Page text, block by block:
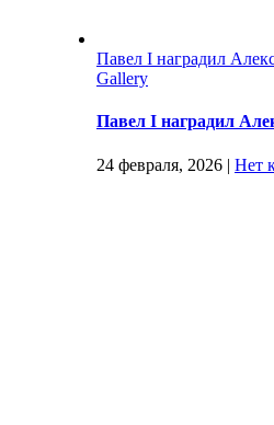
Павел I наградил
Gallery
Павел I наградил
24 февраля, 2026 | Нет